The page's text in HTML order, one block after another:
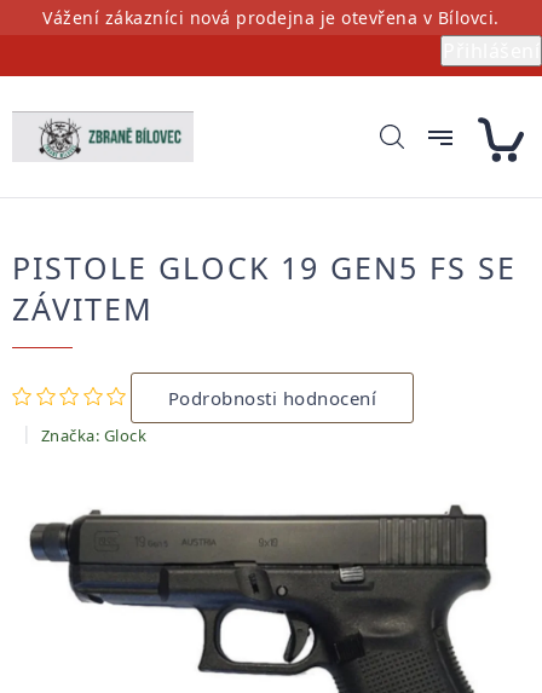
PřejítVážení zákazníci nová prodejna je otevřena v Bílovci.
PISTOLE GLOCK 19 GEN5 FS SE
ZÁVITEM
Průměrné
hodnocení
produktu
je
5
hvězdiček.
Podrobnosti hodnocení
Značka: Glock